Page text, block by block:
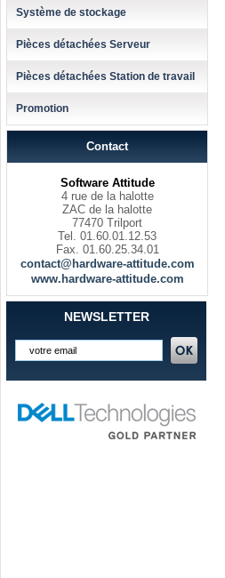
Système de stockage
Pièces détachées Serveur
Pièces détachées Station de travail
Promotion
Contact
Software Attitude
4 rue de la halotte
ZAC de la halotte
77470 Trilport
Tel. 01.60.01.12.53
Fax. 01.60.25.34.01
contact@hardware-attitude.com
www.hardware-attitude.com
NEWSLETTER